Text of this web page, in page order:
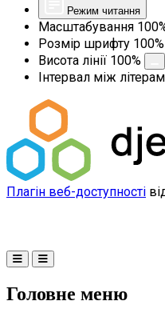
Режим читання
Масштабування 100
Розмір шрифту 100%
Висота лінії 100%
Інтервал між
Плагін веб-доступності
Головне меню